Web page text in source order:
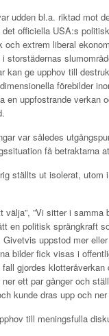
udden bl.a. riktad mot
officiella USA:s
och extrem liberal
storstädernas
kan ge upphov till
förebilder
en uppfostrande
var således
få betraktarna
ställts ut isolerat,
välja”, ”Vi sitter i
en politisk sprängkraft
uppstod mer
bilder fick visas i
gjordes
ett par gånger och
kunde dras upp och
till meningsfulla